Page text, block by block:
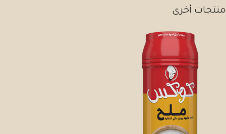
منتجات أخرى